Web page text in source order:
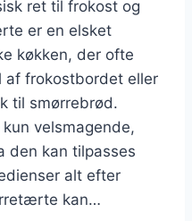
ret til frokost og
er en elsket
køkken, der ofte
af frokostbordet eller
til smørrebrød.
velsmagende,
den kan tilpasses
alt efter
kan…